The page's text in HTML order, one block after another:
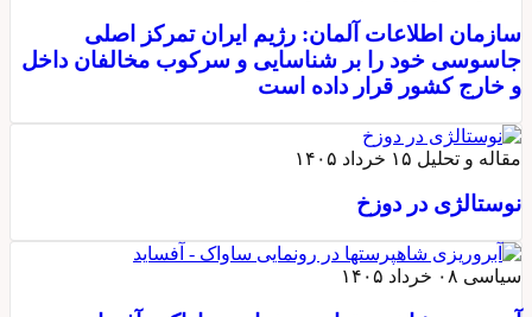
سازمان اطلاعات آلمان: رژیم ایران تمرکز اصلی
جاسوسی خود را بر شناسایی و سرکوب مخالفان داخل
و خارج کشور قرار داده است
مقاله و تحلیل ۱۵ خرداد ۱۴۰۵
نوستالژی در دوزخ
سیاسی ۰۸ خرداد ۱۴۰۵